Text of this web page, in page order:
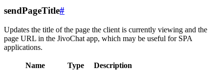
sendPageTitle#
Updates the title of the page the client is currently viewing and the
page URL in the JivoChat app, which may be useful for SPA
applications.
Name Type
Description